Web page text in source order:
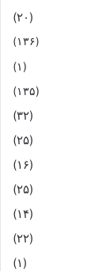
(۲۰)
(۱۳۶)
(۱)
(۱۳۵)
(۳۲)
(۲۵)
(۱۶)
(۲۵)
(۱۴)
(۲۲)
(۱)